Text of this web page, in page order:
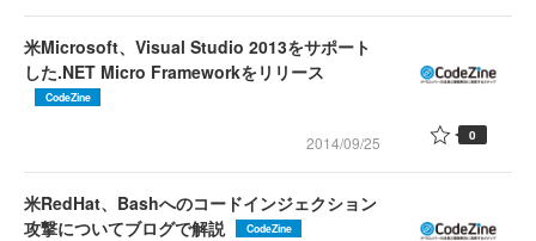
米Microsoft、Visual Studio 2013をサポート
した.NET Micro Frameworkをリリース
CodeZine
2014/09/25 0
米RedHat、Bashへのコードインジェクション
攻撃についてブログで解説
CodeZine